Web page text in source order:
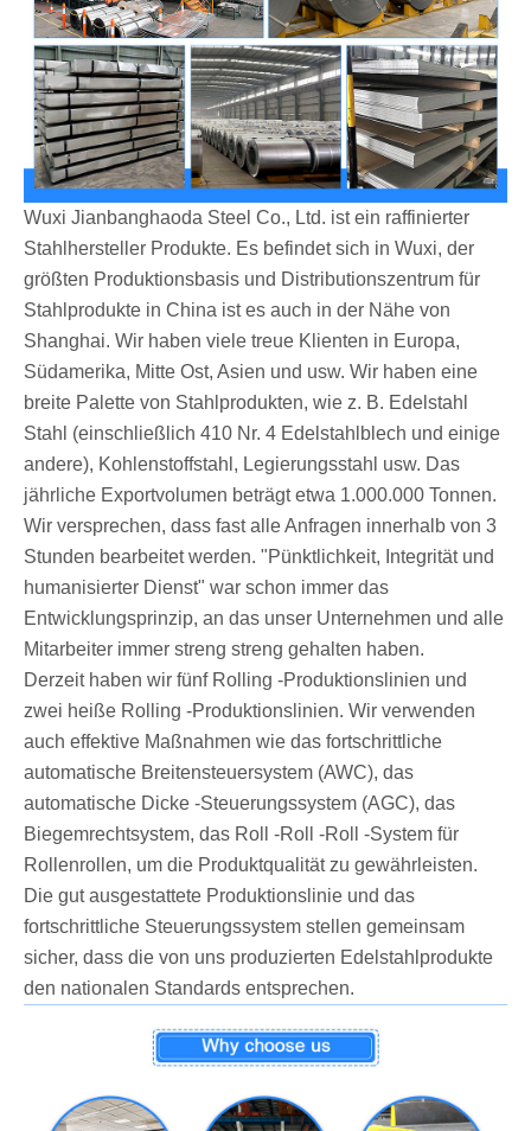
Wuxi Jianbanghaoda Steel Co., Ltd. ist ein raffinierter
Stahlhersteller Produkte. Es befindet sich in Wuxi, der
größten Produktionsbasis und Distributionszentrum für
Stahlprodukte in China ist es auch in der Nähe von
Shanghai. Wir haben viele treue Klienten in Europa,
Südamerika, Mitte Ost, Asien und usw. Wir haben eine
breite Palette von Stahlprodukten, wie z. B. Edelstahl
Stahl (einschließlich 410 Nr. 4 Edelstahlblech und einige
andere), Kohlenstoffstahl, Legierungsstahl usw. Das
jährliche Exportvolumen beträgt etwa 1.000.000 Tonnen.
Wir versprechen, dass fast alle Anfragen innerhalb von 3
Stunden bearbeitet werden. "Pünktlichkeit, Integrität und
humanisierter Dienst" war schon immer das
Entwicklungsprinzip, an das unser Unternehmen und alle
Mitarbeiter immer streng streng gehalten haben.
Derzeit haben wir fünf Rolling -Produktionslinien und
zwei heiße Rolling -Produktionslinien. Wir verwenden
auch effektive Maßnahmen wie das fortschrittliche
automatische Breitensteuersystem (AWC), das
automatische Dicke -Steuerungssystem (AGC), das
Biegemrechtsystem, das Roll -Roll -Roll -System für
Rollenrollen, um die Produktqualität zu gewährleisten.
Die gut ausgestattete Produktionslinie und das
fortschrittliche Steuerungssystem stellen gemeinsam
sicher, dass die von uns produzierten Edelstahlprodukte
den nationalen Standards entsprechen.